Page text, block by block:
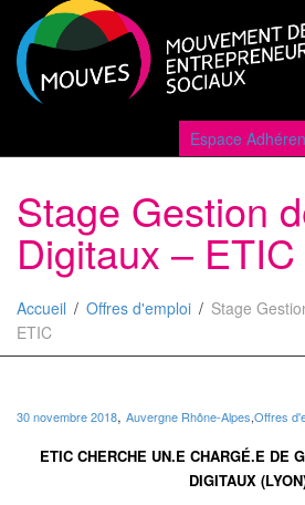
Espace
Stage Gestion
Digitaux – ETIC
Accueil Offres d'emploi
Stage
ETIC
30 novembre 2018, Auvergne Rhône-Alpes,Offres
ETIC CHERCHE UN.E CHARGÉ.E DE
DIGITAUX